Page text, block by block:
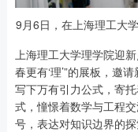
9月6日，在上海理工大
上海理工大学理学院迎
春更有‘理’”的展板，邀
写下万有引力公式，寄
式，憧憬着数学与工程
号，表达对知识边界的探